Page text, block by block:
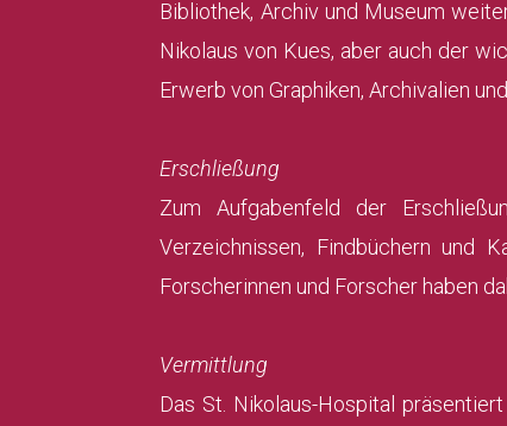
Bibliothek, Archiv und Museum
Nikolaus von Kues, aber auch der
Erwerb von Graphiken, Archivalien
Erschließung
Zum Aufgabenfeld der
Verzeichnissen, Findbüchern und
Forscherinnen und Forscher haben
Vermittlung
Das St. Nikolaus-Hospital